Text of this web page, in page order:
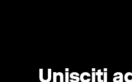
Unisciti